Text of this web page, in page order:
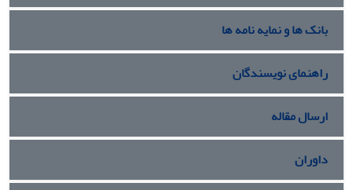
بانک ها و نمایه نامه ها
راهنمای نویسندگان
ارسال مقاله
داوران